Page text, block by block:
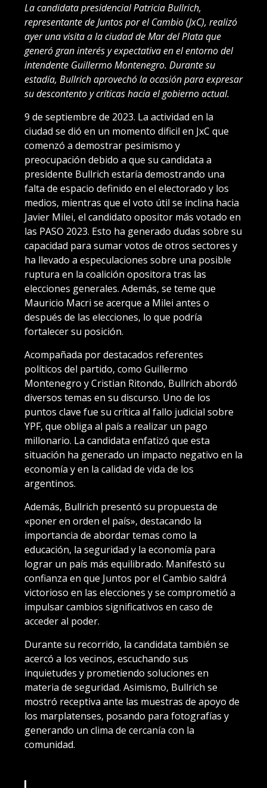
La candidata presidencial Patricia Bullrich,
representante de Juntos por el Cambio (JxC), realizó
ayer una visita a la ciudad de Mar del Plata que
generó gran interés y expectativa en el entorno del
intendente Guillermo Montenegro. Durante su
estadía, Bullrich aprovechó la ocasión para expresar
su descontento y críticas hacia el gobierno actual.
9 de septiembre de 2023. La actividad en la
ciudad se dió en un momento dificil en JxC que
comenzó a demostrar pesimismo y
preocupación debido a que su candidata a
presidente Bullrich estaría demostrando una
falta de espacio definido en el electorado y los
medios, mientras que el voto útil se inclina hacia
Javier Milei, el candidato opositor más votado en
las PASO 2023. Esto ha generado dudas sobre su
capacidad para sumar votos de otros sectores y
ha llevado a especulaciones sobre una posible
ruptura en la coalición opositora tras las
elecciones generales. Además, se teme que
Mauricio Macri se acerque a Milei antes o
después de las elecciones, lo que podría
fortalecer su posición.
Acompañada por destacados referentes
políticos del partido, como Guillermo
Montenegro y Cristian Ritondo, Bullrich abordó
diversos temas en su discurso. Uno de los
puntos clave fue su crítica al fallo judicial sobre
YPF, que obliga al país a realizar un pago
millonario. La candidata enfatizó que esta
situación ha generado un impacto negativo en la
economía y en la calidad de vida de los
argentinos.
Además, Bullrich presentó su propuesta de
«poner en orden el país», destacando la
importancia de abordar temas como la
educación, la seguridad y la economía para
lograr un país más equilibrado. Manifestó su
confianza en que Juntos por el Cambio saldrá
victorioso en las elecciones y se comprometió a
impulsar cambios significativos en caso de
acceder al poder.
Durante su recorrido, la candidata también se
acercó a los vecinos, escuchando sus
inquietudes y prometiendo soluciones en
materia de seguridad. Asimismo, Bullrich se
mostró receptiva ante las muestras de apoyo de
los marplatenses, posando para fotografías y
generando un clima de cercanía con la
comunidad.